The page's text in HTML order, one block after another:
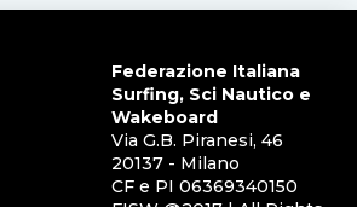
Federazione Italiana
Surfing, Sci Nautico e
Wakeboard
Via G.B. Piranesi, 46
20137 - Milano
CF e PI 06369340150